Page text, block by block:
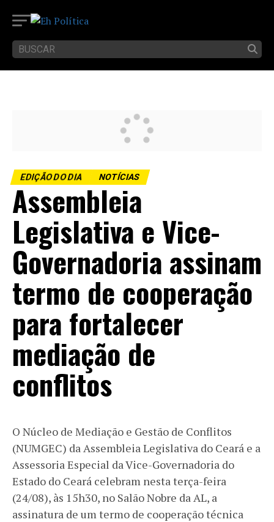
EDIÇÃO DO DIA NOTÍCIAS
Assembleia
Legislativa e Vice-
Governadoria assinam
termo de cooperação
para fortalecer
mediação de
conflitos
O Núcleo de Mediação e Gestão de Conflitos
(NUMGEC) da Assembleia Legislativa do Ceará e a
Assessoria Especial da Vice-Governadoria do
Estado do Ceará celebram nesta terça-feira
(24/08), às 15h30, no Salão Nobre da AL, a
assinatura de um termo de cooperação técnica